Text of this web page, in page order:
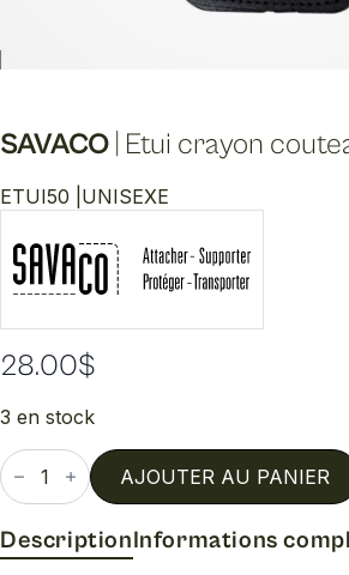
SAVACO Etui crayon
ETUI50 | UNISEXE
28.00$
3 en stock
quantité
de
Etui
couteau
AJOUTER AU PANIER
DescriptionInformations